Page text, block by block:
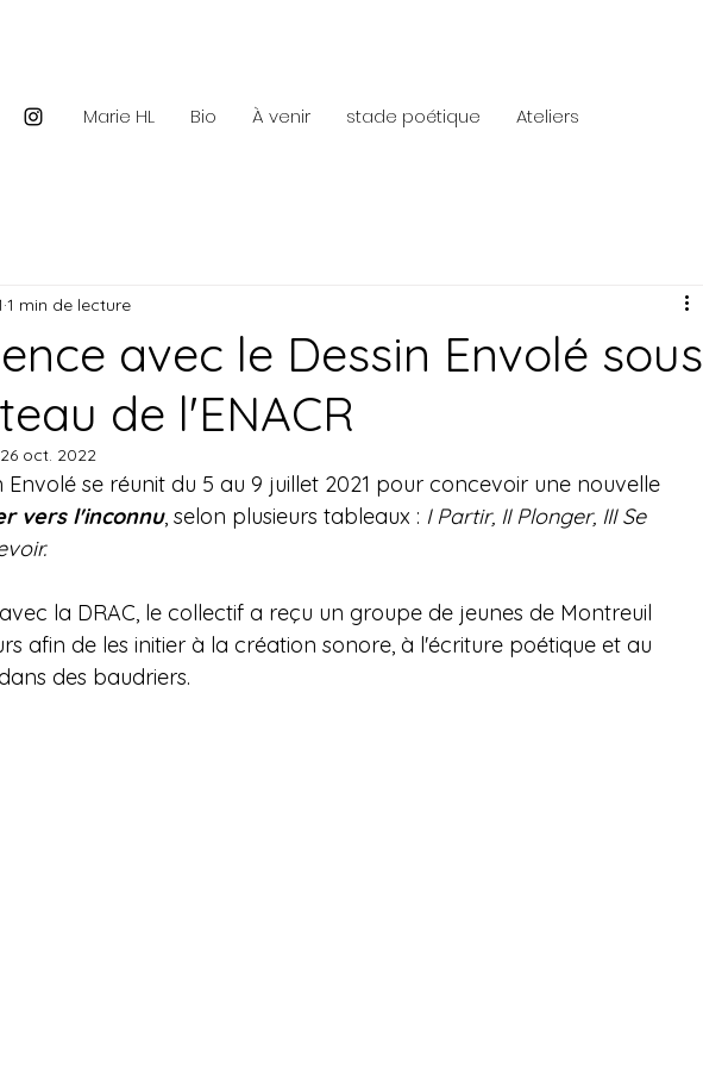
Marie HL Bio À venir stade poétique Ateliers
avec le Dessin Envolé sous
de l'ENACR
1 min de lecture
26 oct. 2022
Envolé se réunit du 5 au 9 juillet 2021 pour concevoir une nouvelle
vers l'inconnu, selon plusieurs tableaux : I Partir, II Plonger, III Se
la DRAC, le collectif a reçu un groupe de jeunes de Montreuil
afin de les initier à la création sonore, à l'écriture poétique et au
des baudriers.